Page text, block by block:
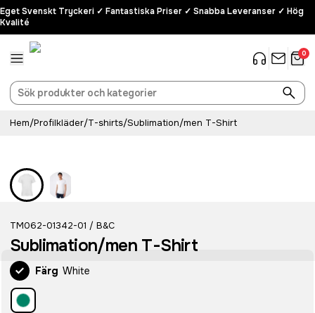
Eget Svenskt Tryckeri ✓ Fantastiska Priser ✓ Snabba Leveranser ✓ Hög
Kvalité
0
Hem/Profilkläder/T-shirts/Sublimation/men T-Shirt
TM062-01342-01 / B&C
Sublimation/men T-Shirt
Färg White